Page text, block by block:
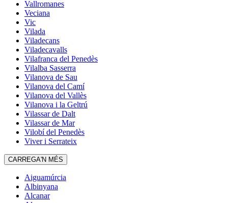
Vallromanes
Veciana
Vic
Vilada
Viladecans
Viladecavalls
Vilafranca del Penedès
Vilalba Sasserra
Vilanova de Sau
Vilanova del Camí
Vilanova del Vallès
Vilanova i la Geltrú
Vilassar de Dalt
Vilassar de Mar
Vilobí del Penedès
Viver i Serrateix
CARREGA'N MÉS
Aiguamúrcia
Albinyana
Alcanar